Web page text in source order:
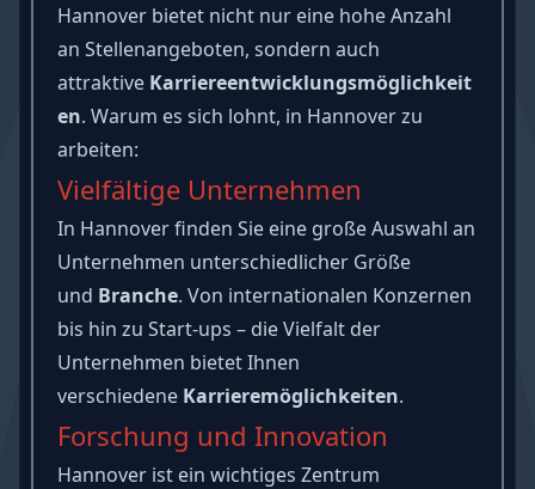
Hannover bietet nicht nur eine hohe Anzahl
an Stellenangeboten, sondern auch
attraktive Karriereentwicklungsmöglichkeit
en. Warum es sich lohnt, in Hannover zu
arbeiten:
Vielfältige Unternehmen
In Hannover finden Sie eine große Auswahl an
Unternehmen unterschiedlicher Größe
und Branche. Von internationalen Konzernen
bis hin zu Start-ups – die Vielfalt der
Unternehmen bietet Ihnen
verschiedene Karrieremöglichkeiten.
Forschung und Innovation
Hannover ist ein wichtiges Zentrum